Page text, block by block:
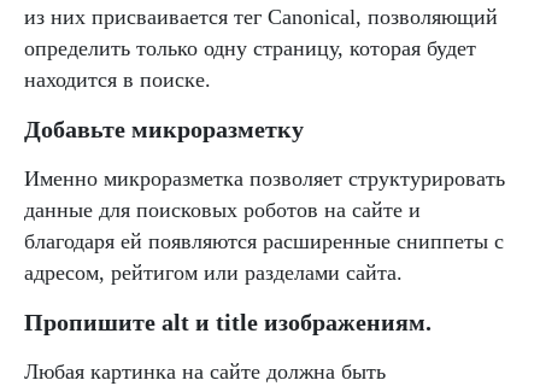
из них присваивается тег Canonical, позволяющий
определить только одну страницу, которая будет
находится в поиске.
Добавьте микроразметку
Именно микроразметка позволяет структурировать
данные для поисковых роботов на сайте и
благодаря ей появляются расширенные сниппеты с
адресом, рейтигом или разделами сайта.
Пропишите alt и title изображениям.
Любая картинка на сайте должна быть